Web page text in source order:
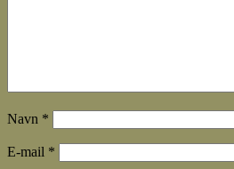
Navn *
E-mail *